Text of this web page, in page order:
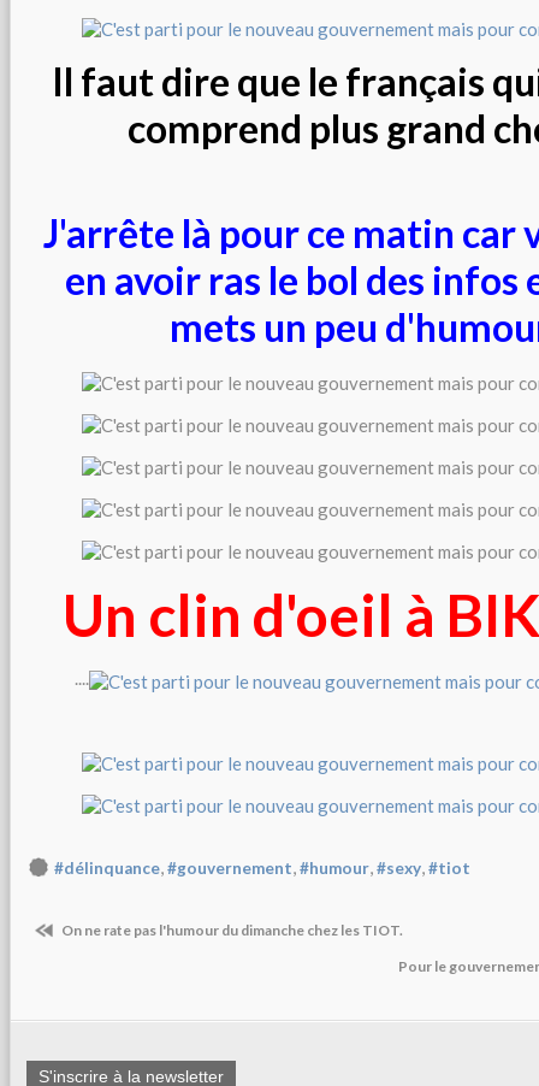
Il faut dire que le français
comprend plus grand
J'arrête là pour ce matin car
en avoir ras le bol des infos
mets un peu
Un clin d'oeil à
....
#délinquance,#gouvernement,#humour,#sexy,#tiot
On ne rate pas l'humour du dimanche chez les TIOT.
Pour le
S'inscrire à la newsletter